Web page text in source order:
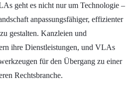
geht es nicht nur um Technologie –
anpassungsfähiger, effizienter
gestalten. Kanzleien und
ihre Dienstleistungen, und VLAs
für den Übergang zu einer
Rechtsbranche.